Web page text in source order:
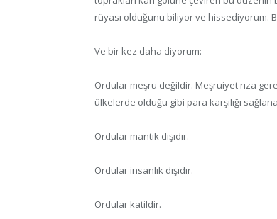
rüyası olduğunu biliyor ve hissediyorum.
Ve bir kez daha diyorum:
Ordular meşru değildir. Meşruiyet rıza
ülkelerde olduğu gibi para karşılığı
Ordular mantık dışıdır.
Ordular insanlık dışıdır.
Ordular katildir.